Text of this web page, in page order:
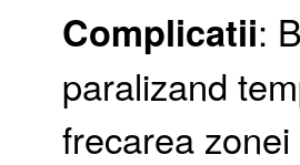
Complicatii:
paralizand
frecarea